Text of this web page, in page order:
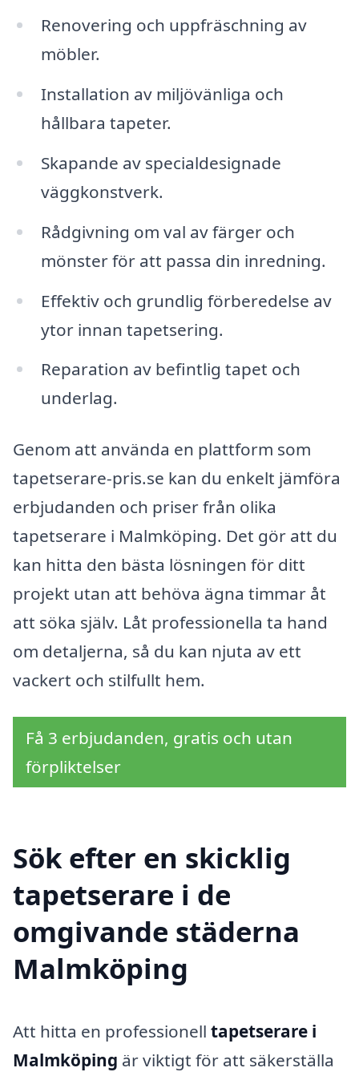
Renovering och uppfräschning av
möbler.
Installation av miljövänliga och
hållbara tapeter.
Skapande av specialdesignade
väggkonstverk.
Rådgivning om val av färger och
mönster för att passa din inredning.
Effektiv och grundlig förberedelse av
ytor innan tapetsering.
Reparation av befintlig tapet och
underlag.
Genom att använda en plattform som
tapetserare-pris.se kan du enkelt jämföra
erbjudanden och priser från olika
tapetserare i Malmköping. Det gör att du
kan hitta den bästa lösningen för ditt
projekt utan att behöva ägna timmar åt
att söka själv. Låt professionella ta hand
om detaljerna, så du kan njuta av ett
vackert och stilfullt hem.
Få 3 erbjudanden, gratis och utan
förpliktelser
Sök efter en skicklig
tapetserare i de
omgivande städerna
Malmköping
Att hitta en professionell tapetserare i
Malmköping är viktigt för att säkerställa